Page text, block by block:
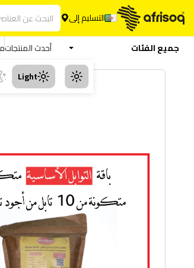
التسليم إلى
جميع الفئات أحدث المنتجات
Light